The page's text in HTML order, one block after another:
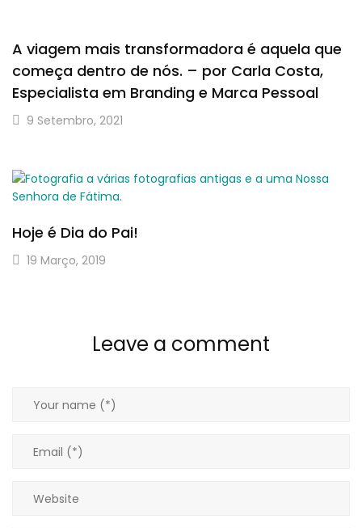
A viagem mais transformadora é aquela que
começa dentro de nós. – por Carla Costa,
Especialista em Branding e Marca Pessoal
9 Setembro, 2021
Hoje é Dia do Pai!
19 Março, 2019
Leave a comment